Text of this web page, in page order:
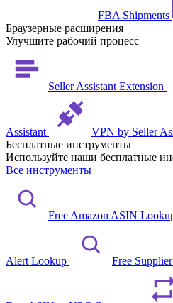
FBA Shipments
Браузерные расширения
Улучшите рабочий процесс
Seller Assistant Extension
Assistant
VPN by Seller
Бесплатные инструменты
Используйте наши бесплатные
Все инструменты
Free Amazon ASIN
Alert Lookup Free